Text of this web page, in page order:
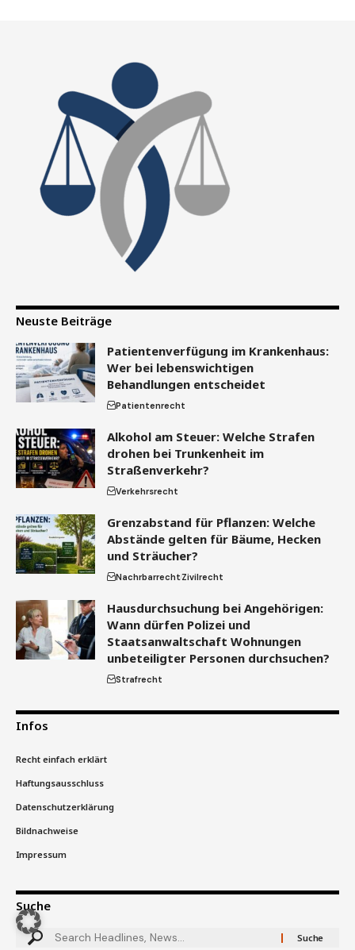
Neuste Beiträge
Patientenverfügung im Krankenhaus:
Wer bei lebenswichtigen
Behandlungen entscheidet
Patientenrecht
Alkohol am Steuer: Welche Strafen
drohen bei Trunkenheit im
Straßenverkehr?
Verkehrsrecht
Grenzabstand für Pflanzen: Welche
Abstände gelten für Bäume, Hecken
und Sträucher?
NachrbarrechtZivilrecht
Hausdurchsuchung bei Angehörigen:
Wann dürfen Polizei und
Staatsanwaltschaft Wohnungen
unbeteiligter Personen durchsuchen?
Strafrecht
Infos
Recht einfach erklärt
Haftungsausschluss
Datenschutzerklärung
Bildnachweise
Impressum
Suche